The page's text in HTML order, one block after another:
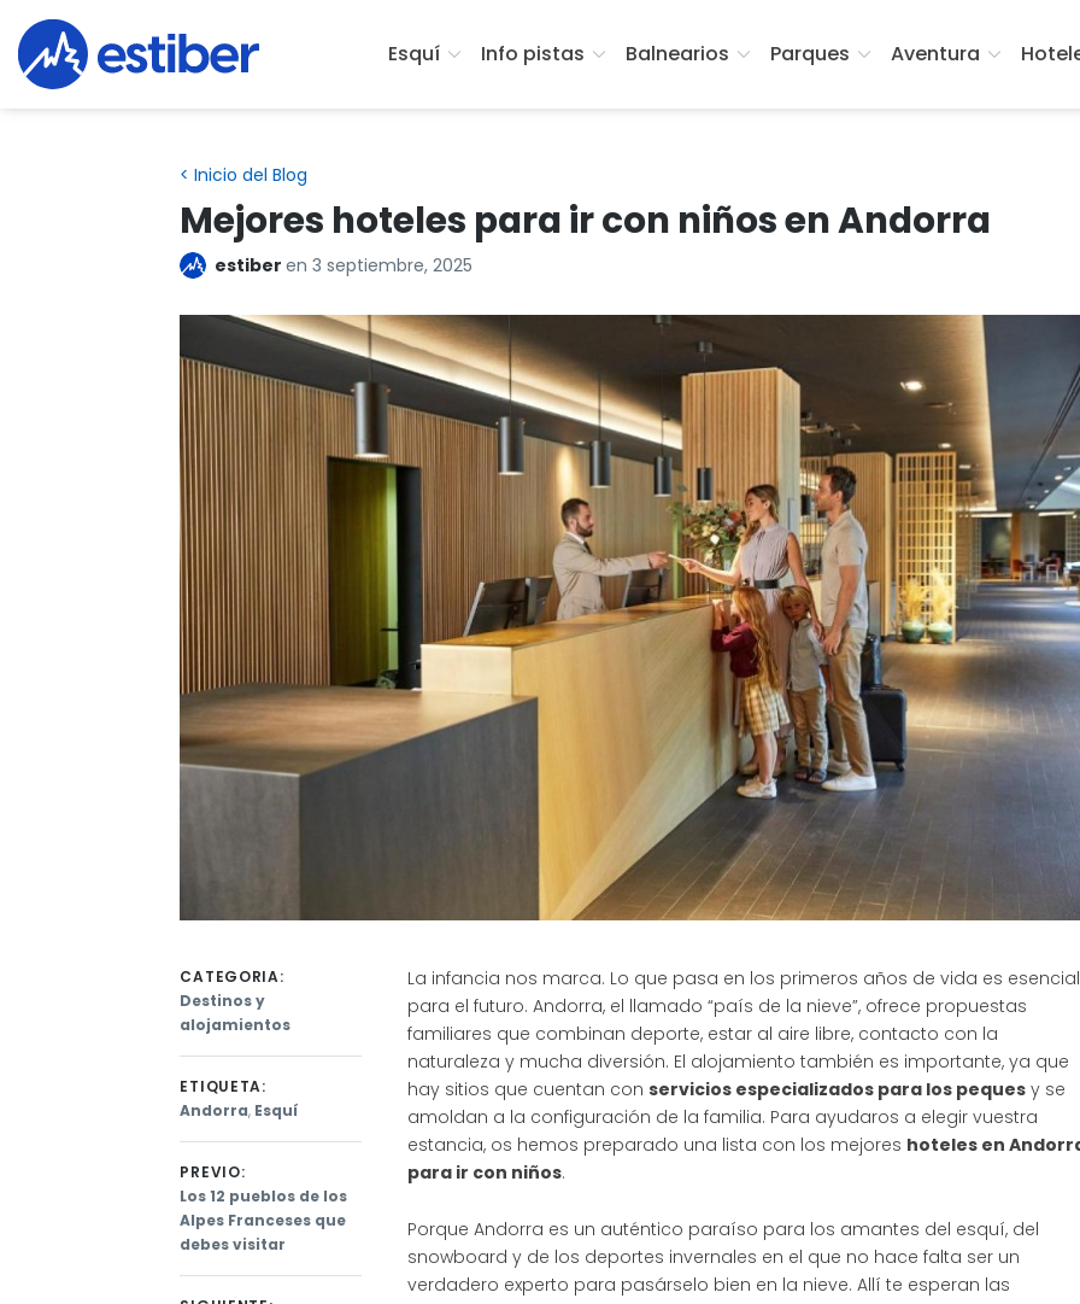
Esquí Info pistas Balnearios Parques Aventura
< Inicio del Blog
Mejores hoteles para ir con niños en Andorra
estiberen 3 septiembre, 2025
La infancia nos marca. Lo que pasa en los primeros años de vida es esencial
para el futuro. Andorra, el llamado “país de la nieve”, ofrece propuestas
familiares que combinan deporte, estar al aire libre, contacto con la
naturaleza y mucha diversión. El alojamiento también es importante, ya que
hay sitios que cuentan con servicios especializados para los pequesy se
amoldan a la configuración de la familia. Para ayudaros a elegir vuestra
estancia, os hemos preparado una lista con los mejores hoteles en
para ir con niños.
Porque Andorra es un auténtico paraíso para los amantes del esquí, del
snowboard y de los deportes invernales en el que no hace falta ser un
verdadero experto para pasárselo bien en la nieve. Allí te esperan las
CATEGORIA:
Destinos y
alojamientos
ETIQUETA:
Andorra, Esquí
Navegación
de
PREVIO:
Previous
post:
Los 12 pueblos de los
Alpes Franceses que
debes visitar